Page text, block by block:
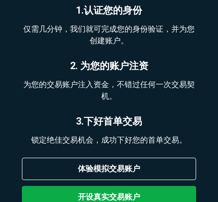
1.认证您的身份
仅需几分钟，我们就可完成您的身份验证，并为您
创建账户。
2. 为您的账户注资
为您的交易账户注入资金，不错过任何一次交易契
机。
3.下好首单交易
锁定绝佳交易机会，成功下好您的首单交易。
体验模拟交易账户
开设真实交易账户